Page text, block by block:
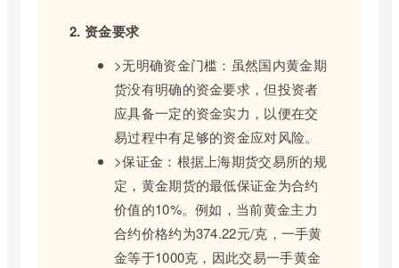
2. 资金要求
>无明确资金门槛：虽然国内黄金期
货没有明确的资金要求，但投资者
应具备一定的资金实力，以便在交
易过程中有足够的资金应对风险。
>保证金：根据上海期货交易所的规
定，黄金期货的最低保证金为合约
价值的10%。例如，当前黄金主力
合约价格约为374.22元/克，一手黄
金等于1000克，因此交易一手黄金